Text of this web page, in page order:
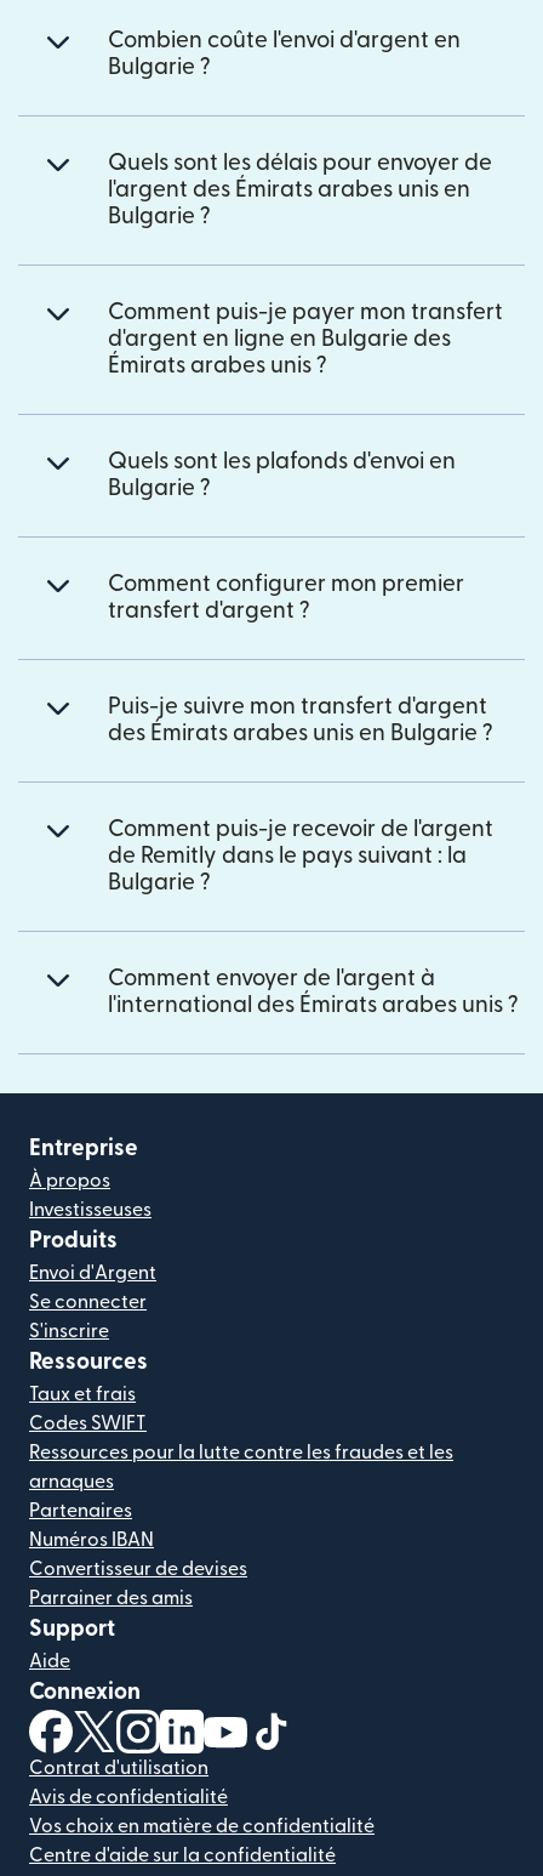
Combien coûte l'envoi d'argent en
Bulgarie ?
Quels sont les délais pour envoyer de
l'argent des Émirats arabes unis en
Bulgarie ?
Comment puis-je payer mon transfert
d'argent en ligne en Bulgarie des
Émirats arabes unis ?
Quels sont les plafonds d'envoi en
Bulgarie ?
Comment configurer mon premier
transfert d'argent ?
Puis-je suivre mon transfert d'argent
des Émirats arabes unis en Bulgarie ?
Comment puis-je recevoir de l'argent
de Remitly dans le pays suivant : la
Bulgarie ?
Comment envoyer de l'argent à
l'international des Émirats arabes unis ?
Entreprise
À propos
Investisseuses
Produits
Envoi d'Argent
Se connecter
S'inscrire
Ressources
Taux et frais
Codes SWIFT
Ressources pour la lutte contre les fraudes et les
arnaques
Partenaires
Numéros IBAN
Convertisseur de devises
Parrainer des amis
Support
Aide
Connexion
(s'ouvre dans une nouvelle fenêtre)
(s'ouvre dans une nouvelle fenêtre)
(s'ouvre dans une nouvelle fenêtre)
(s'ouvre dans une nouvelle fenêtre)
(s'ouvre dans une nouvelle
Contrat d'utilisation
Avis de confidentialité
Vos choix en matière de confidentialité
Centre d'aide sur la confidentialité